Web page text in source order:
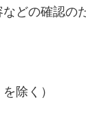
確認のた
除く）